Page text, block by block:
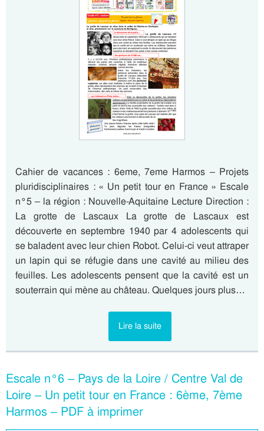
Cahier de vacances : 6eme, 7eme Harmos – Projets
pluridisciplinaires : « Un petit tour en France » Escale
n°5 – la région : Nouvelle-Aquitaine Lecture Direction :
La grotte de Lascaux La grotte de Lascaux est
découverte en septembre 1940 par 4 adolescents qui
se baladent avec leur chien Robot. Celui-ci veut attraper
un lapin qui se réfugie dans une cavité au milieu des
feuilles. Les adolescents pensent que la cavité est un
souterrain qui mène au château. Quelques jours plus…
Lire la suite
Escale n°6 – Pays de la Loire / Centre Val de
Loire – Un petit tour en France : 6ème, 7ème
Harmos – PDF à imprimer